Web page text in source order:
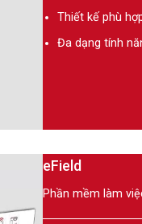
Thiết kế phù
Đa dạng tính
eField
Phần mềm làm